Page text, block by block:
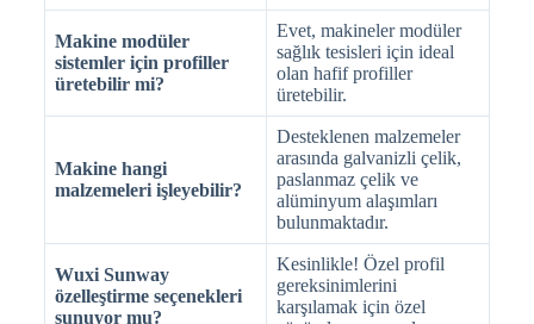
Makine modüler
sistemler için profiller
üretebilir mi?
Evet, makineler modüler
sağlık tesisleri için ideal
olan hafif profiller
üretebilir.
Makine hangi
malzemeleri işleyebilir?
Desteklenen malzemeler
arasında galvanizli çelik,
paslanmaz çelik ve
alüminyum alaşımları
bulunmaktadır.
Wuxi Sunway
özelleştirme seçenekleri
sunuyor mu?
Kesinlikle! Özel profil
gereksinimlerini
karşılamak için özel